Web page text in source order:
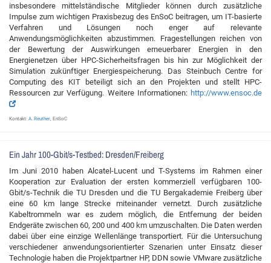
insbesondere mittelständische Mitglieder können durch zusätzliche
Impulse zum wichtigen Praxisbezug des EnSoC beitragen, um IT-basierte
Verfahren und Lösungen noch enger auf relevante
Anwendungsmöglichkeiten abzustimmen. Fragestellungen reichen von
der Bewertung der Auswirkungen erneuerbarer Energien in den
Energienetzen über HPC-Sicherheitsfragen bis hin zur Möglichkeit der
Simulation zukünftiger Energiespeicherung. Das Steinbuch Centre for
Computing des KIT beteiligt sich an den Projekten und stellt HPC-
Ressourcen zur Verfügung. Weitere Informationen: http://www.ensoc.de
Kontakt: A. Reuther , EnSoC
Ein Jahr 100-Gbit/s-Testbed: Dresden/Freiberg
Im Juni 2010 haben Alcatel-Lucent und T-Systems im Rahmen einer
Kooperation zur Evaluation der ersten kommerziell verfügbaren 100-
Gbit/s-Technik die TU Dresden und die TU Bergakademie Freiberg über
eine 60 km lange Strecke miteinander vernetzt. Durch zusätzliche
Kabeltrommeln war es zudem möglich, die Entfernung der beiden
Endgeräte zwischen 60, 200 und 400 km umzuschalten. Die Daten werden
dabei über eine einzige Wellenlänge transportiert. Für die Untersuchung
verschiedener anwendungsorientierter Szenarien unter Einsatz dieser
Technologie haben die Projektpartner HP, DDN sowie VMware zusätzliche